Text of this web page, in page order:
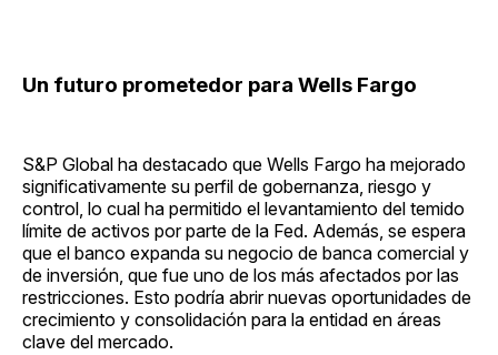
Un futuro prometedor para Wells Fargo
S&P Global ha destacado que Wells Fargo ha mejorado
significativamente su perfil de gobernanza, riesgo y
control, lo cual ha permitido el levantamiento del temido
límite de activos por parte de la Fed. Además, se espera
que el banco expanda su negocio de banca comercial y
de inversión, que fue uno de los más afectados por las
restricciones. Esto podría abrir nuevas oportunidades de
crecimiento y consolidación para la entidad en áreas
clave del mercado.